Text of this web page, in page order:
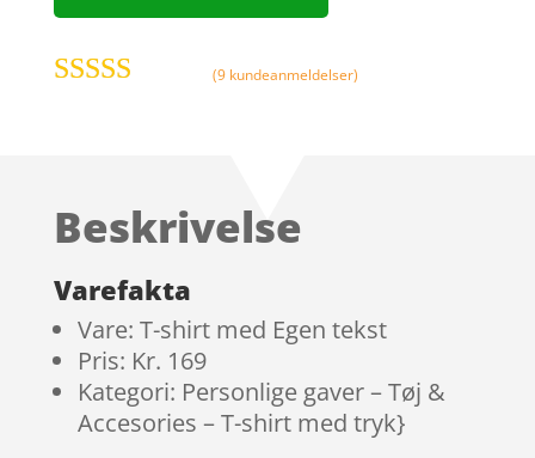
mmelser
(9 kundeanmeldelser)
Beskrivelse
Varefakta
Vare: T-shirt med Egen tekst
Pris: Kr. 169
Kategori: Personlige gaver – Tøj &
Accesories – T-shirt med tryk}